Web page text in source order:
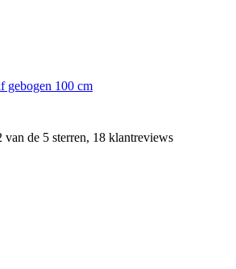
gebogen 100 cm
van de 5 sterren, 18 klantreviews